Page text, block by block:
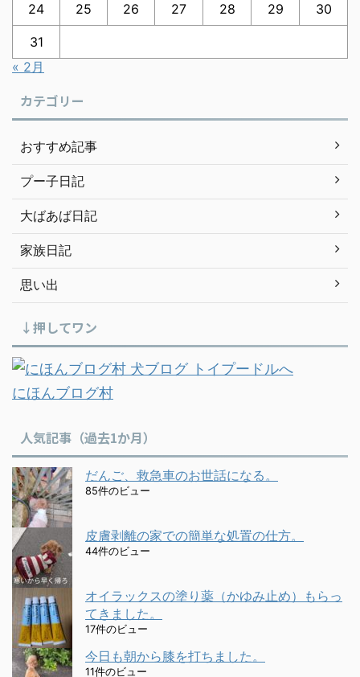
24 25 26 27 28 29 30
31
« 2月
カテゴリー
おすすめ記事
プー子日記
大ばあば日記
家族日記
思い出
↓押してワン
にほんブログ村
人気記事（過去1か月）
だんご、救急車のお世話になる。
85件のビュー
皮膚剥離の家での簡単な処置の仕方。
44件のビュー
オイラックスの塗り薬（かゆみ止め）もらっ
てきました。
17件のビュー
今日も朝から膝を打ちました。
11件のビュー